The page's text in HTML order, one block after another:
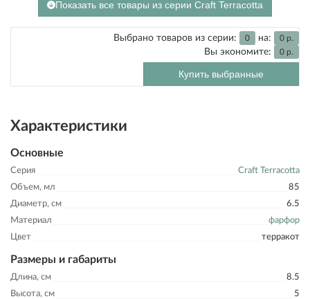
Показать все товары из серии Craft Terracotta
Выбрано товаров из серии: 0 на: 0 р.
Вы экономите: 0 р.
Купить выбранные
Характеристики
Основные
Серия
Craft Terracotta
Объем, мл
85
Диаметр, см
6.5
Материал
фарфор
Цвет
терракот
Размеры и габариты
Длина, см
8.5
Высота, см
5